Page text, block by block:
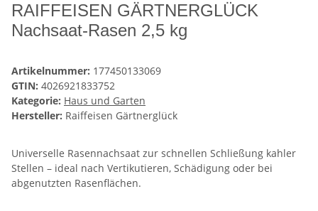
RAIFFEISEN GÄRTNERGLÜCK
Nachsaat-Rasen 2,5 kg
Artikelnummer: 177450133069
GTIN: 4026921833752
Kategorie: Haus und Garten
Hersteller: Raiffeisen Gärtnerglück
Universelle Rasennachsaat zur schnellen Schließung kahler
Stellen – ideal nach Vertikutieren, Schädigung oder bei
abgenutzten Rasenflächen.